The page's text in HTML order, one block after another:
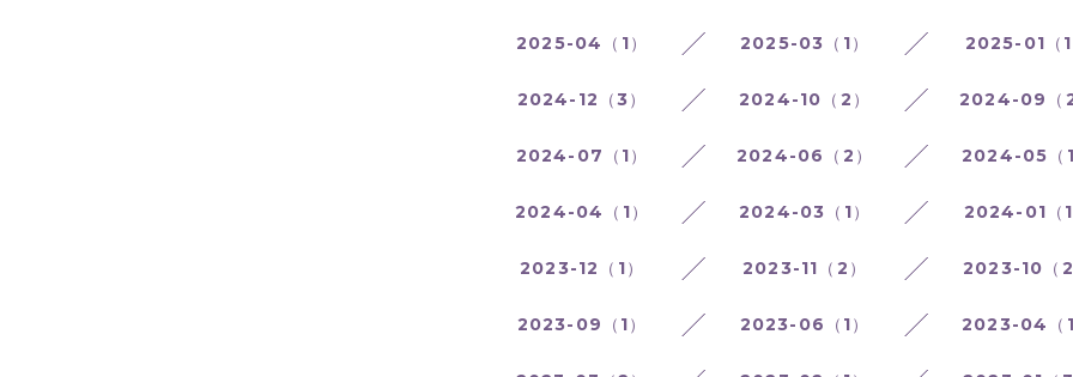
2025-04（1） 2025-03（1） 2025-01（1
2024-12（3） 2024-10（2） 2024-09（2
2024-07（1） 2024-06（2） 2024-05（1
2024-04（1） 2024-03（1） 2024-01（1
2023-12（1） 2023-11（2） 2023-10（2
2023-09（1） 2023-06（1） 2023-04（1